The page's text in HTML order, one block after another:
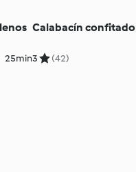
25min
Calabacín confitado
3 (42)